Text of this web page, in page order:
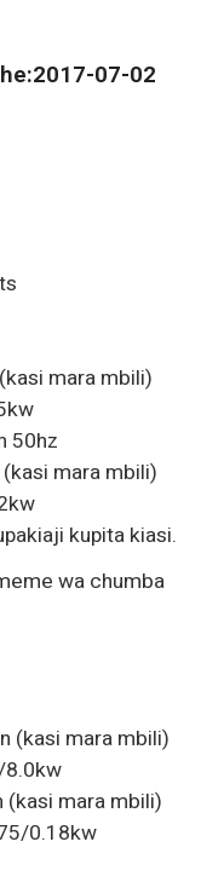
2017-07-02
mara mbili)
50hz
mara mbili)
kupita kiasi.
wa chumba
(kasi mara mbili)
8.0kw
mara mbili)
0.18kw